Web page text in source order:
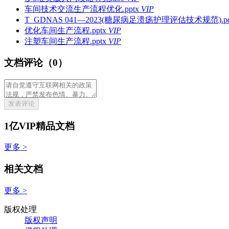
车间技术交流生产流程优化.pptx VIP
T_GDNAS 041—2023(糖尿病足溃疡护理评估技术规范
优化车间生产流程.pptx VIP
注塑车间生产流程.pptx VIP
文档评论（0）
发表评论
1亿VIP精品文档
更多 >
相关文档
更多 >
版权处理
版权声明